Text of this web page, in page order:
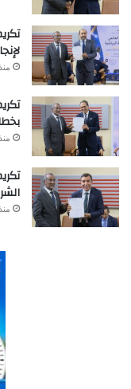
منذ 3
منذ 3
منذ 3